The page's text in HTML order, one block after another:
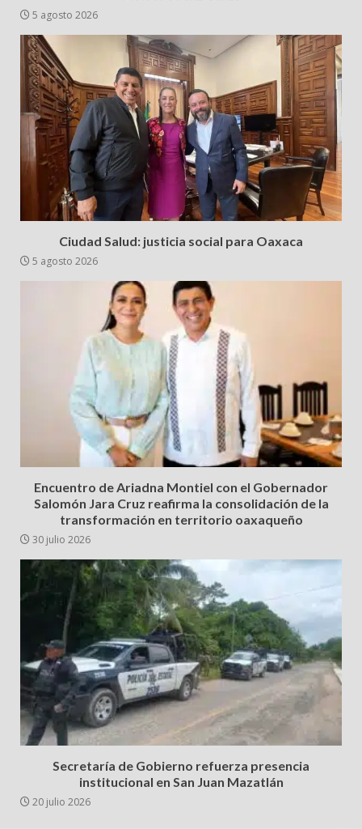
5 agosto 2026
Ciudad Salud: justicia social para Oaxaca
5 agosto 2026
Encuentro de Ariadna Montiel con el Gobernador
Salomón Jara Cruz reafirma la consolidación de la
transformación en territorio oaxaqueño
30 julio 2026
Secretaría de Gobierno refuerza presencia
institucional en San Juan Mazatlán
20 julio 2026